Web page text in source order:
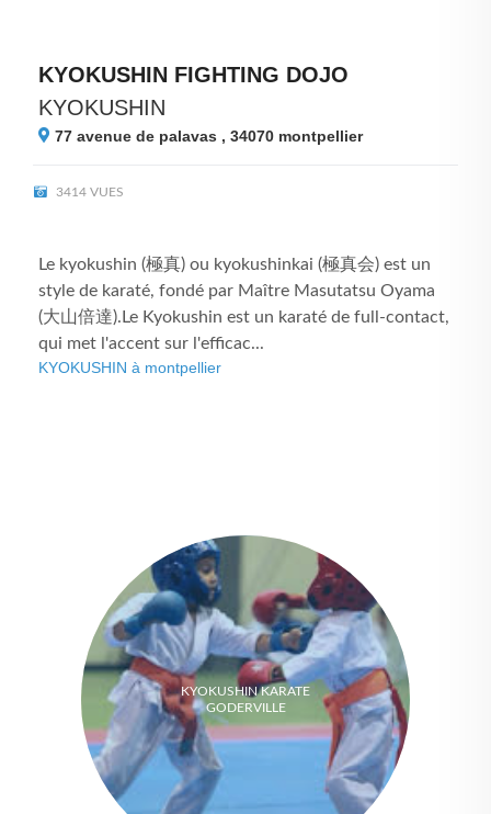
KYOKUSHIN FIGHTING DOJO
KYOKUSHIN
77 avenue de palavas , 34070 montpellier
3414 VUES
Le kyokushin (極真) ou kyokushinkai (極真会) est un
style de karaté, fondé par Maître Masutatsu Oyama
(大山倍達).Le Kyokushin est un karaté de full-contact,
qui met l'accent sur l'efficac...
KYOKUSHIN à montpellier
KYOKUSHIN KARATE
GODERVILLE